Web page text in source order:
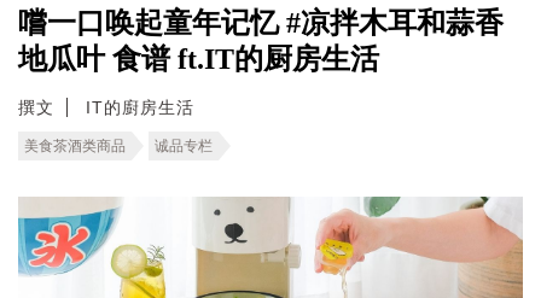
嚐一口唤起童年记忆 #凉拌木耳和蒜香
地瓜叶 食谱 ft.IT的厨房生活
撰文 IT的廚房生活
美食茶酒类商品 诚品专栏